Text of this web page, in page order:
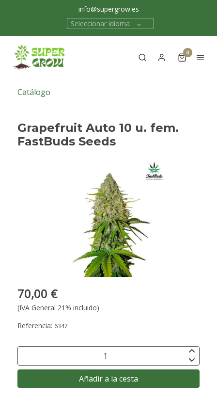
info@supergrow.es
Seleccionar idioma
0
Catálogo
Grapefruit Auto 10 u. fem.
FastBuds Seeds
70,00 €
(IVA General 21% incluido)
Referencia: 6347
Añadir a la cesta